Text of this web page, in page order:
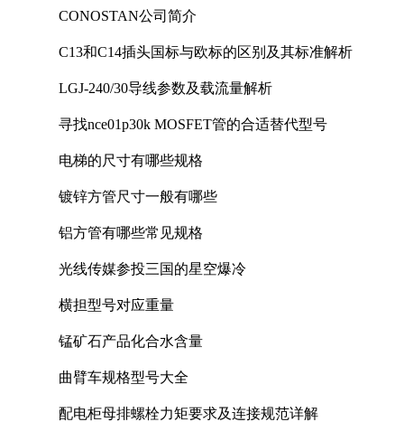
CONOSTAN公司简介
C13和C14插头国标与欧标的区别及其标准解析
LGJ-240/30导线参数及载流量解析
寻找nce01p30k MOSFET管的合适替代型号
电梯的尺寸有哪些规格
镀锌方管尺寸一般有哪些
铝方管有哪些常见规格
光线传媒参投三国的星空爆冷
横担型号对应重量
锰矿石产品化合水含量
曲臂车规格型号大全
配电柜母排螺栓力矩要求及连接规范详解